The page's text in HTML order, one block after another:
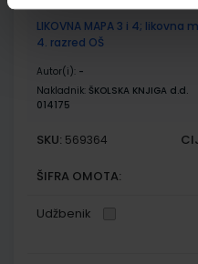
LIKOVNA MAPA 3 i 4;
4. razred OŠ
Autor(i): -
Nakladnik: ŠKOLSKA KNJIGA d.d.
014175
SKU: 569364
ŠIFRA OMOTA:
Udžbenik